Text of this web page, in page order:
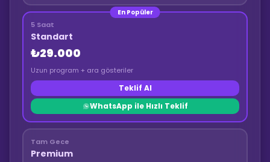
En Popüler
5 Saat
Standart
₺29.000
Uzun program + ara gösteriler
Teklif Al
WhatsApp ile Hızlı Teklif
Tam Gece
Premium